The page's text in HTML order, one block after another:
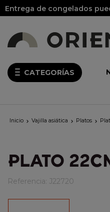
Entrega de congelados
CATEGORÍAS
Inicio  Vajilla asiática  Platos 
PLATO
Referencia: J22720